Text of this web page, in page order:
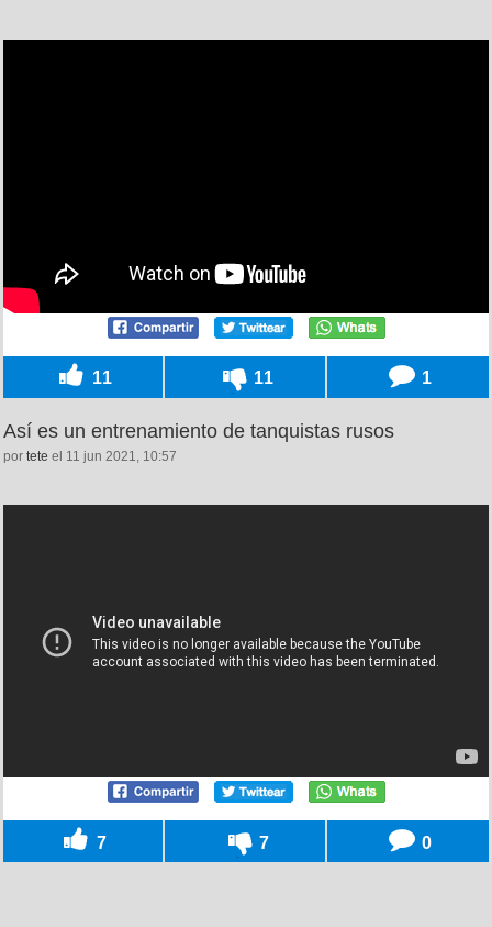
11 11 1
Así es un entrenamiento de tanquistas rusos
por tete el 11 jun 2021, 10:57
7 7 0